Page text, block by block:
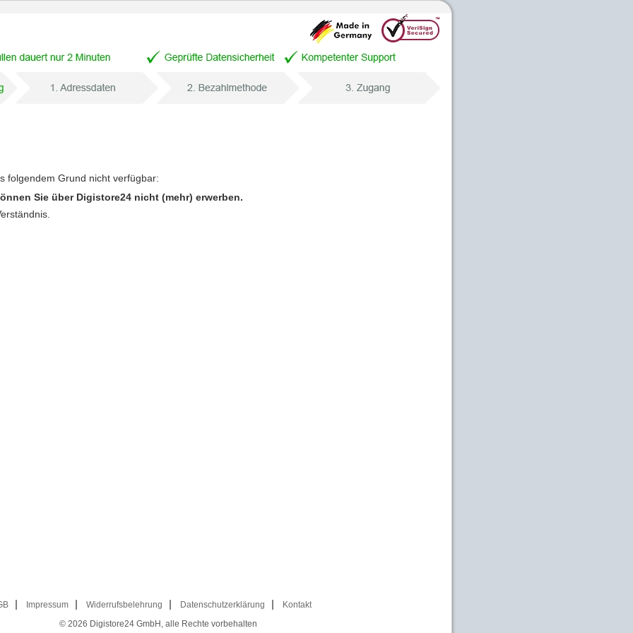
folgendem Grund nicht verfügbar:
Sie über Digistore24 nicht (mehr) erwerben.
Impressum Widerrufsbelehrung Datenschutzerklärung
Kontakt
© 2026 Digistore24 GmbH, alle Rechte vorbehalten